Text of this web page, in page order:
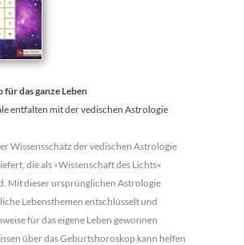
das ganze Leben
entfalten mit der vedischen Astrologie
Wissensschatz der vedischen Astrologie
die als »Wissenschaft des Lichts«
Mit dieser ursprünglichen Astrologie
Lebensthemen entschlüsselt und
für das eigene Leben gewonnen
über das Ge­burtshoroskop kann helfen